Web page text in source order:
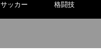
サッカー 格闘技